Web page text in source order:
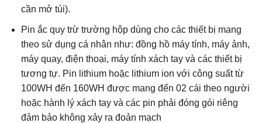
cần mở túi).
Pin ắc quy trừ trường hộp dùng cho các thiết bị mang
theo sử dụng cá nhân như: đồng hồ máy tính, máy ảnh,
máy quay, điện thoại, máy tính xách tay và các thiết bị
tương tự. Pin lithium hoặc lithium ion với công suất từ
100WH đến 160WH được mang đến 02 cái theo người
hoặc hành lý xách tay và các pin phải đóng gói riêng
đảm bảo không xảy ra đoản mạch